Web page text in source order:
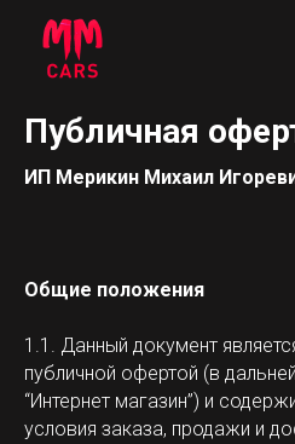
Публичная
ИП Мерикин Михаил
Общие положения
1.1. Данный документ
публичной офертой (в
“Интернет магазин”) и
условия заказа, продажи и